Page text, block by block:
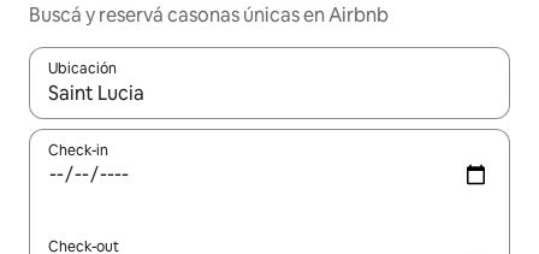
Buscá y reservá casonas únicas en Airbnb
Ubicación
Cuando los resultados estén disponibles, navegá con las
Check-in
Check-out